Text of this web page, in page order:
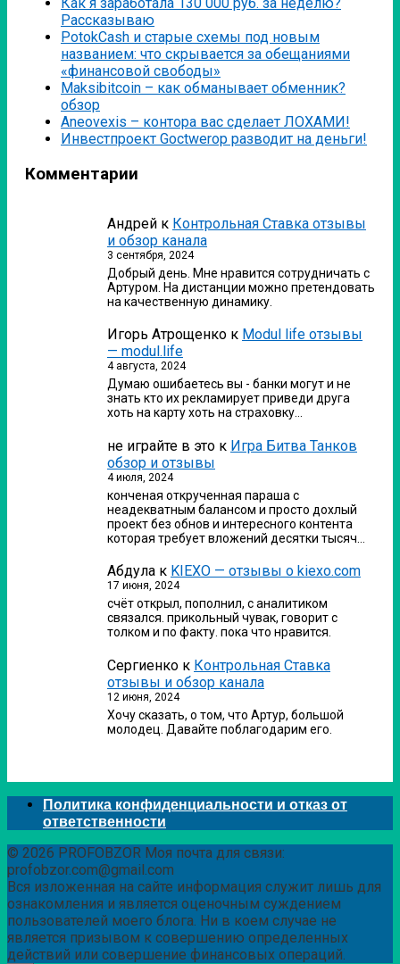
Рассказываю
PotokCash и старые схемы под новым
названием: что скрывается за обещаниями
«финансовой свободы»
Мaksibitcoin – как обманывает обменник?
обзор
Аneovexis – контора вас сделает ЛОХАМИ!
Инвестпроект Goctwerop разводит на деньги!
Комментарии
Андрей к Контрольная Ставка отзывы
и обзор канала
3 сентября, 2024
Добрый день. Мне нравится сотрудничать с
Артуром. На дистанции можно претендовать
на качественную динамику.
Игорь Атрощенко к Modul life отзывы
— modul.life
4 августа, 2024
Думаю ошибаетесь вы - банки могут и не
знать кто их рекламирует приведи друга
хоть на карту хоть на страховку…
не играйте в это к Игра Битва Танков
обзор и отзывы
4 июля, 2024
конченая открученная параша с
неадекватным балансом и просто дохлый
проект без обнов и интересного контента
которая требует вложений десятки тысяч…
Абдула к KIEXO — отзывы о kiexo.com
17 июня, 2024
счёт открыл, пополнил, с аналитиком
связался. прикольный чувак, говорит с
толком и по факту. пока что нравится.
Сергиенко к Контрольная Ставка
отзывы и обзор канала
12 июня, 2024
Хочу сказать, о том, что Артур, большой
молодец. Давайте поблагодарим его.
Политика конфиденциальности и отказ от
ответственности
© 2026 PROFOBZOR Моя почта для связи:
profobzor.com@gmail.com
Вся изложенная на сайте информация служит лишь для
ознакомления и является оценочным суждением
пользователей моего блога. Ни в коем случае не
является призывом к совершению определенных
действий или совершение финансовых операций.